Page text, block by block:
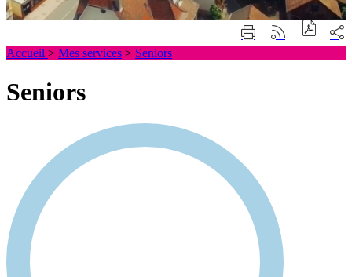
Accueil > Mes services > Seniors
Seniors